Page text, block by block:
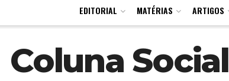
EDITORIAL MATÉRIAS ARTIGOS
Coluna Social